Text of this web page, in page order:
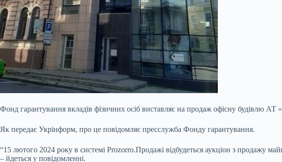
Фонд гарантування вкладів фізичних осіб виставляє на продаж офісну будівлю
Як передає Укрінформ, про це повідомляє пресслужба Фонду гарантування.
“15 лютого 2024 року в системі Prozorro.Продажі відбудеться аукціон з продажу
– йдеться у повідомленні.